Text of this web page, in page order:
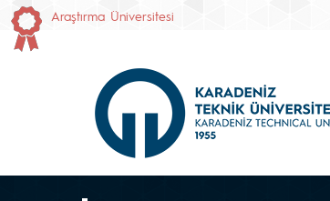
Araştırma Üniversitesi